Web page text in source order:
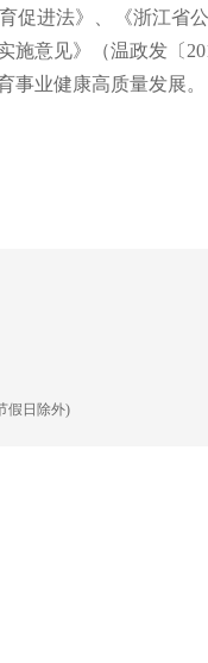
促进法》、《浙江省
施意见》（温政发〔
事业健康高质量发展。
假日除外)